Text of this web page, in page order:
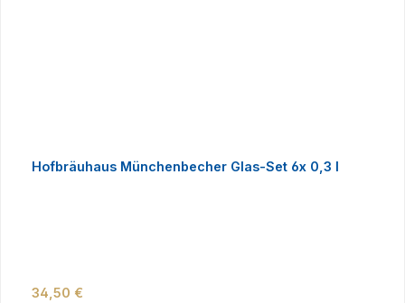
Hofbräuhaus Münchenbecher Glas-Set 6x 0,3 l
Regulärer Preis:
34,50 €